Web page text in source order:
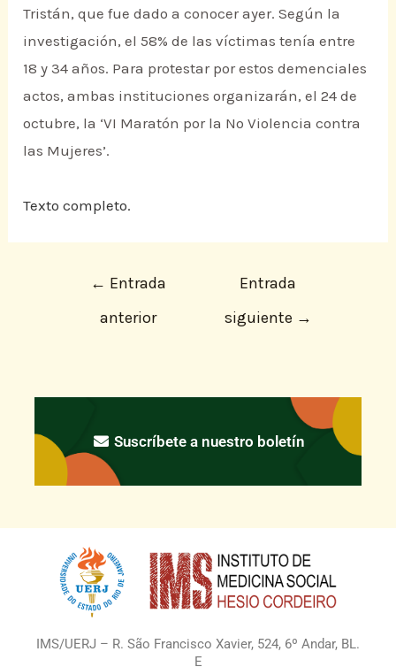
Tristán, que fue dado a conocer ayer. Según la
investigación, el 58% de las víctimas tenía entre
18 y 34 años. Para protestar por estos demenciales
actos, ambas instituciones organizarán, el 24 de
octubre, la ‘VI Maratón por la No Violencia contra
las Mujeres’.
Texto completo.
← Entrada
anterior
Entrada
siguiente →
Suscríbete a nuestro boletín
IMS/UERJ – R. São Francisco Xavier, 524, 6º Andar, BL.
E